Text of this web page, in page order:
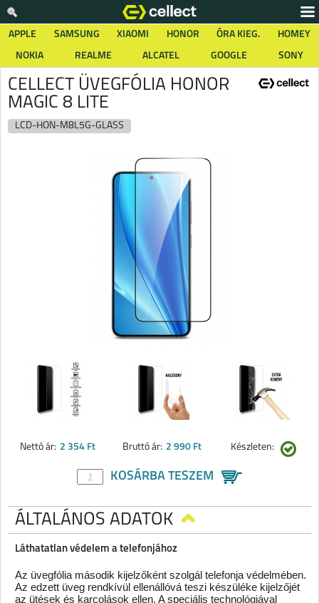
APPLE SAMSUNG XIAOMI HONOR ÓRA KIEG.
HOMEY
NOKIA
REALME ALCATEL GOOGLE SONY
CELLECT ÜVEGFÓLIA HONOR
MAGIC 8 LITE
LCD-HON-M8L5G-GLASS
Nettó ár: 2 354 Ft Bruttó ár: 2 990 Ft Készleten:
KOSÁRBA TESZEM
ÁLTALÁNOS ADATOK
Láthatatlan védelem a telefonjához
Az üvegfólia második kijelzőként szolgál telefonja védelmében.
Az edzett üveg rendkívül ellenállóvá teszi készüléke kijelzőjét
az ütések és karcolások ellen. A speciális technológiával